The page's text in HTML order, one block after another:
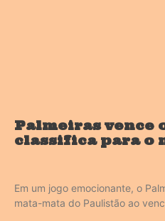
Palmeiras vence
classifica para o
Em um jogo emocionante, o
mata-mata do Paulistão ao